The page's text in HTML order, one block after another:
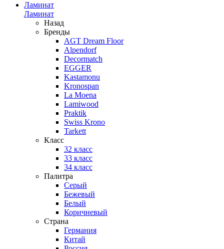
Ламинат
Ламинат
Назад
Бренды
AGT Dream Floor
Alpendorf
Decormatch
EGGER
Kastamonu
Kronospan
La Moena
Lamiwood
Praktik
Swiss Krono
Tarkett
Класс
32 класс
33 класс
34 класс
Палитра
Серый
Бежевый
Белый
Коричневый
Страна
Германия
Китай